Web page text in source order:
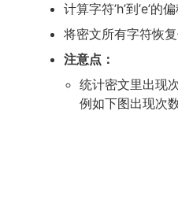
计算字符’h’到’e’
将密文所有字符恢
注意点：
统计密文里出现
例如下图出现次数